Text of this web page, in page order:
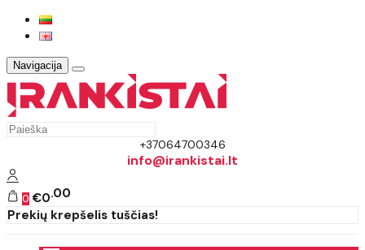
Navigacija
+37064700346
info@irankistai.lt
0 €0 00
Prekių krepšelis tuščias!